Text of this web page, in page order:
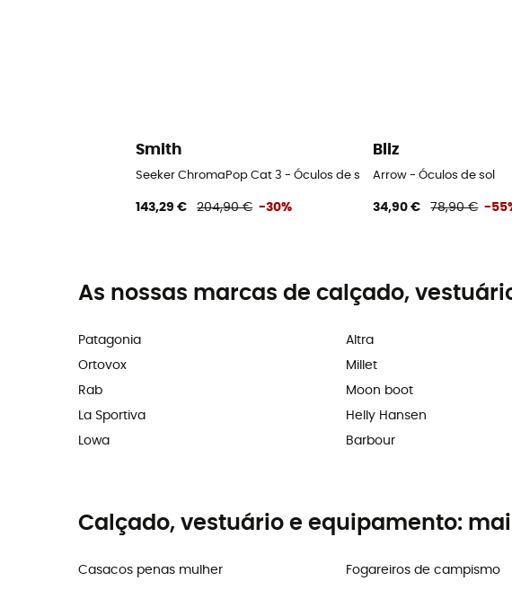
Smith
Seeker ChromaPop Cat 3 - Óculos de sol
143,29 € 204,90 € -30%
Bliz
Arrow - Óculos de sol
34,90 € 78,90 € -
As nossas marcas de calçado,
Patagonia
Ortovox
Rab
La Sportiva
Lowa
Altra
Millet
Moon boot
Helly Hansen
Barbour
Calçado, vestuário e equipamento:
Casacos penas mulher
Fogareiros de campismo